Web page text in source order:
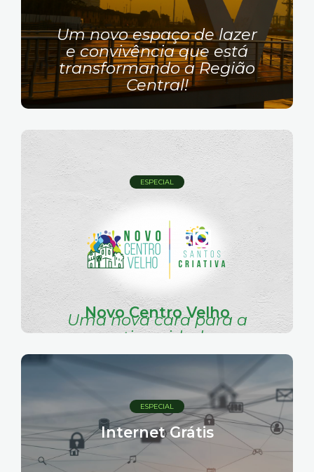
Um novo espaço de lazer
e convivência que está
transformando a Região
Central!
ESPECIAL
Novo Centro Velho
Uma nova cara para a
antiga cidade
ESPECIAL
Internet Grátis